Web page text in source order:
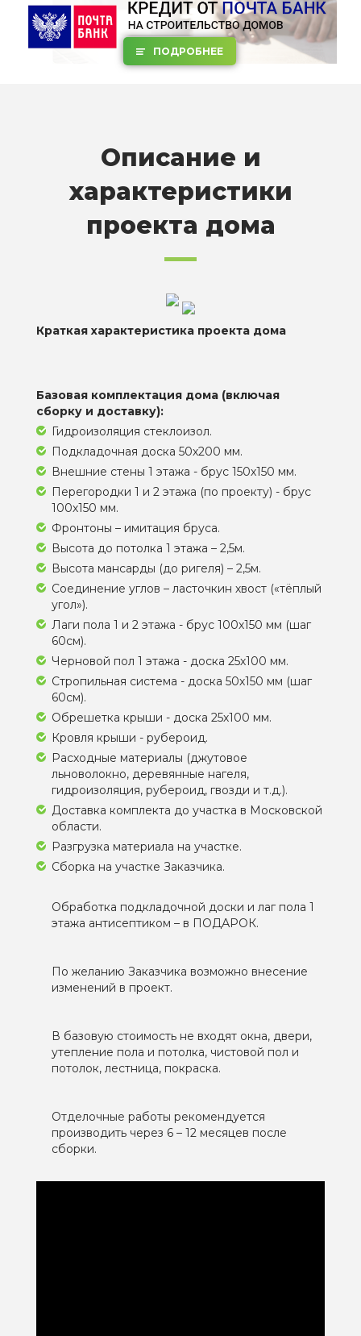
ПОДРОБНЕЕ
Описание и
характеристики
проекта дома
Краткая характеристика проекта дома
Базовая комплектация дома (включая
сборку и доставку):
Гидроизоляция стеклоизол.
Подкладочная доска 50х200 мм.
Внешние стены 1 этажа - брус 150х150 мм.
Перегородки 1 и 2 этажа (по проекту) - брус
100х150 мм.
Фронтоны – имитация бруса.
Высота до потолка 1 этажа – 2,5м.
Высота мансарды (до ригеля) – 2,5м.
Соединение углов – ласточкин хвост («тёплый
угол»).
Лаги пола 1 и 2 этажа - брус 100х150 мм (шаг
60см).
Черновой пол 1 этажа - доска 25х100 мм.
Стропильная система - доска 50х150 мм (шаг
60см).
Обрешетка крыши - доска 25х100 мм.
Кровля крыши - рубероид.
Расходные материалы (джутовое
льноволокно, деревянные нагеля,
гидроизоляция, рубероид, гвозди и т.д.).
Доставка комплекта до участка в Московской
области.
Разгрузка материала на участке.
Сборка на участке Заказчика.
Обработка подкладочной доски и лаг пола 1
этажа антисептиком – в ПОДАРОК.
По желанию Заказчика возможно внесение
изменений в проект.
В базовую стоимость не входят окна, двери,
утепление пола и потолка, чистовой пол и
потолок, лестница, покраска.
Отделочные работы рекомендуется
производить через 6 – 12 месяцев после
сборки.